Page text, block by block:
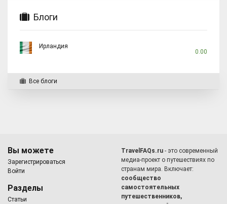
Блоги
Ирландия
0.00
Все блоги
Вы можете
Зарегистрироваться
Войти
Разделы
Статьи
TravelFAQs.ru - это современный
медиа-проект о путешествиях по
странам мира. Включает:
сообщество
самостоятельных
путешественников,